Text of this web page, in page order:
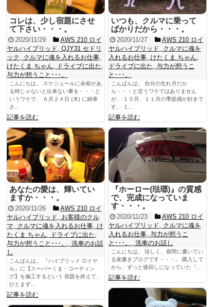
コレは、少し宿題にさせ
て下さい・・・。
2020/11/29
AWS 210 ロイ
ヤルハイブリッド QJY31 セドリ
ック
クルマに魂を入れるお仕事
けたくま ちゃん
ドライブに出た
与力が想うこと･･･。
こんにちは。 スケジュールに余裕があ
る時じゃないと出来ない事を・・・と
いうワケで、 ６月２４日 (木) に納車
さ...
記事を読む
いつも、クルマに乗って
ばかりだから・・・。
2020/11/27
AWS 210 ロイ
ヤルハイブリッド
クルマに魂を
入れるお仕事 けたくま ちゃん
ドライブに出た ,与力が想うこ
と･･･。
こんばんは。 自分の生れ月だか
ら・・・と言うワケではありません
が、 １０月、１１月の季節感が好きで
す。 １...
記事を読む
あなたの愛は、輝いてい
ますか・・・。
2020/11/26
AWS 210 ロイ
ヤルハイブリッド
お客様のクル
マ
クルマに魂を入れるお仕事 け
たくま ちゃん
ドライブに出た
与力が想うこと･･･。
洗車のお話
し
こんばんは。 『ハイブリッド ロイヤ
ル』に【スーパーくま・コーティン
グ】を施工するという 宿題を終えて、
ひとまず...
記事を読む
『ホーロー(琺瑯)』の質感
で、完成になっていま
す・・・。
2020/11/23
AWS 210 ロイ
ヤルハイブリッド
クルマに魂を
入れるお仕事 ,与力が想うこ
と･･･。
,洗車のお話し
こんにちは。 珍しく、昼間に書いてい
る覚書きブログです・・・。 購入して
から、ずっと後回しになっていた『...
記事を読む